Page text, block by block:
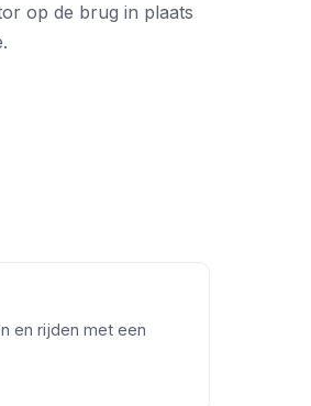
op de brug in plaats
en rijden met een